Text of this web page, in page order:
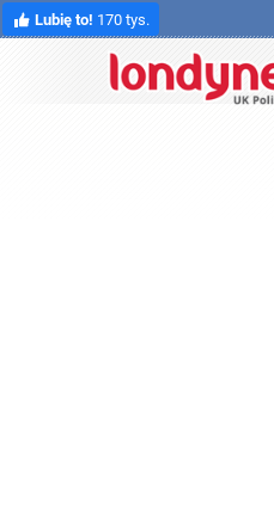
Lubię to! 170 tys.